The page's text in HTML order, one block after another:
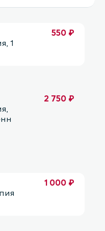
1
550 ₽
2 750 ₽
1 000 ₽